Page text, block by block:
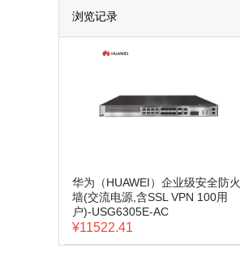
浏览记录
华为（HUAWEI）企业级安全防火
墙(交流电源,含SSL VPN 100用
户)-USG6305E-AC
¥11522.41